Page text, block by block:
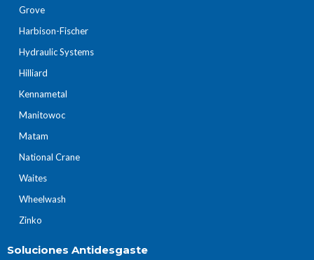
Grove
Harbison-Fischer
Hydraulic Systems
Hilliard
Kennametal
Manitowoc
Matam
National Crane
Waites
Wheelwash
Zinko
Soluciones Antidesgaste